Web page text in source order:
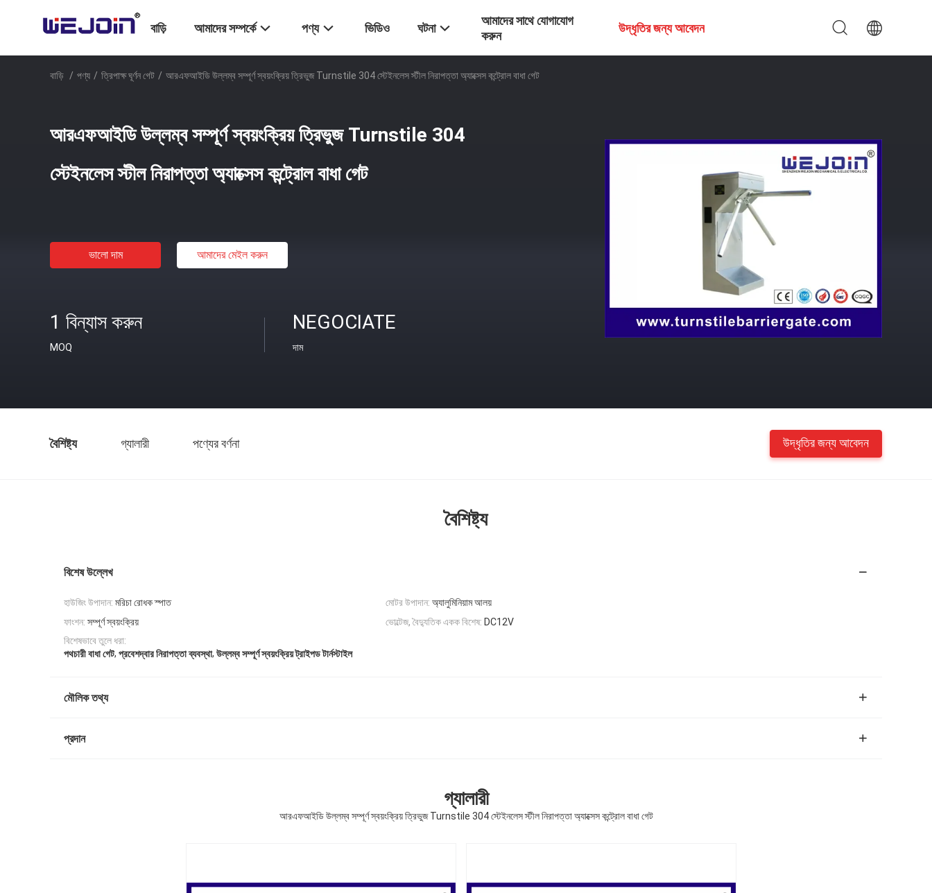
বাড়ি আমাদের সম্পর্কে পণ্য ভিডিও ঘটনা
আমাদের সাথে যোগাযোগ
করুন
উদ্ধৃতির জন্য আবেদন
বাড়ি / পণ্য / ত্রিপাক্ষ ঘূর্ণন গেট / আরএফআইডি উল্লম্ব সম্পূর্ণ স্বয়ংক্রিয় ত্রিভুজ Turnstile 304 স্টেইনলেস স্টীল নিরাপত্তা অ্যাক্সেস কন্ট্রোল বাধা গেট
আরএফআইডি উল্লম্ব সম্পূর্ণ স্বয়ংক্রিয় ত্রিভুজ Turnstile 304
স্টেইনলেস স্টীল নিরাপত্তা অ্যাক্সেস কন্ট্রোল বাধা গেট
ভালো দাম আমাদের মেইল ​​করুন
1 বিন্যাস করুন
MOQ
NEGOCIATE
দাম
বৈশিষ্ট্য গ্যালারী পণ্যের বর্ণনা উদ্ধৃতির জন্য আবেদন
বৈশিষ্ট্য
বিশেষ উল্লেখ
হাউজিং উপাদান: মরিচা রোধক স্পাত মোটর উপাদান: অ্যালুমিনিয়াম আলয়
ফাংশন: সম্পূর্ণ স্বয়ংক্রিয় ভোল্টেজ, বৈদ্যুতিক একক বিশেষ: DC12V
বিশেষভাবে তুলে ধরা:
পথচারী বাধা গেট, প্রবেশদ্বার নিরাপত্তা ব্যবস্থা, উল্লম্ব সম্পূর্ণ স্বয়ংক্রিয় ট্রাইপড টার্নস্টাইল
মৌলিক তথ্য
প্রদান
গ্যালারী
আরএফআইডি উল্লম্ব সম্পূর্ণ স্বয়ংক্রিয় ত্রিভুজ Turnstile 304 স্টেইনলেস স্টীল নিরাপত্তা অ্যাক্সেস কন্ট্রোল বাধা গেট